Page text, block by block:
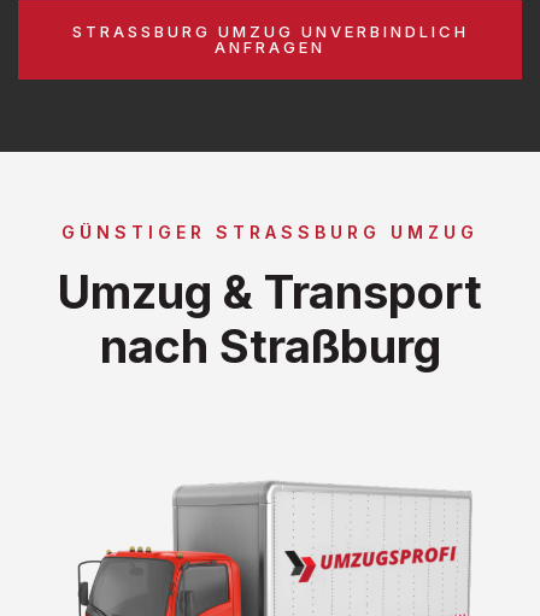
STRASSBURG UMZUG UNVERBINDLICH A
NFRAGEN
GÜNSTIGER STRASSBURG UMZUG
Umzug & Transport
nach Straßburg